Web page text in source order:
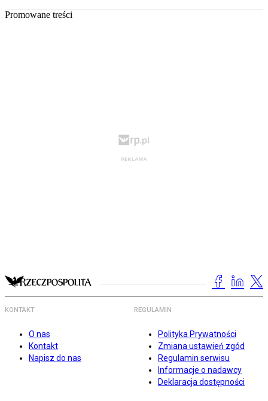
Promowane treści
KONTAKT
O nas
Kontakt
Napisz do nas
REGULAMIN
Polityka Prywatności
Zmiana ustawień zgód
Regulamin serwisu
Informacje o nadawcy
Deklaracja dostępności